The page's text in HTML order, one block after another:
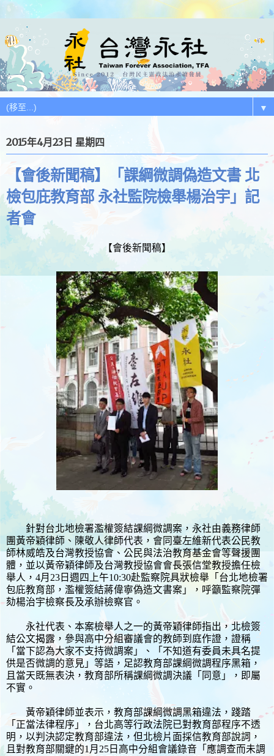
▼
2015年4月23日 星期四
【會後新聞稿】「課綱微調偽造文書 北
檢包庇教育部 永社監院檢舉楊治宇」記
者會
【會後新聞稿】
針對台北地檢署濫權簽結課綱微調案，永社由義務律師
團黃帝穎律師、陳敬人律師代表，會同​臺左維新代表公民教
師​林威皓​及​台灣教授協會、公民與法治教育基金會​等聲援團
體，並以黃帝穎律師及台灣教授協會會長張信堂教授擔任檢
舉人，4月23日週四上午10:30赴監察院具狀檢舉「台北地檢署
包庇教育部，濫權簽結蔣偉寧偽造文書案」，呼籲監察院彈
劾楊治宇檢察長及承辦檢察官。
永社代表、本案檢舉人之一的黃帝穎律師指出，北檢簽
結公文揭露，參與高中分組審議會的教師到庭作證，證稱
「當下認為大家不支持微調案」、「不知道有委員未具名提
供是否微調的意見」等語，足認教育部課綱微調程序黑箱，
且當天既無表決，教育部所稱課綱微調決議「同意」，即屬
不實。
黃帝穎律師並表示，教育部課綱微調黑箱違法，踐踏
「正當法律程序」，台北高等行政法院已對教育部程序不透
明，以判決認定教育部違法，但北檢片面採信教育部說詞，
且對教育部關鍵的1月25日高中分組會議錄音「應調查而未調